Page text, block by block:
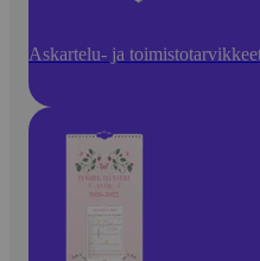
Askartelu- ja